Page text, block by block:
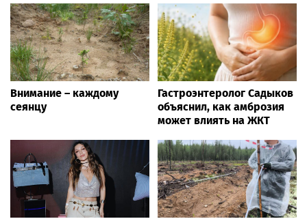
Внимание – каждому
сеянцу
Гастроэнтеролог Садыков
объяснил, как амброзия
может влиять на ЖКТ